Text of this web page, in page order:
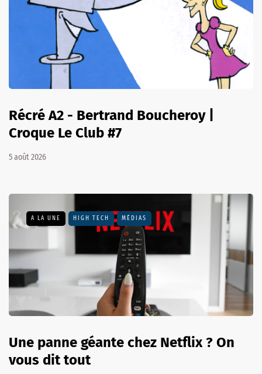
Récré A2 - Bertrand Boucheroy |
Croque Le Club #7
5 août 2026
A LA UNE HIGH TECH MÉDIAS
Une panne géante chez Netflix ? On
vous dit tout